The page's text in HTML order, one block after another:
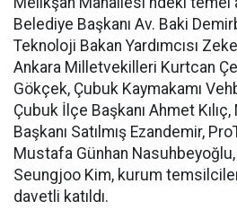
Belediye Başkanı Av. Baki
Teknoloji Bakan Yardımcısı
Ankara Milletvekilleri Kurtcan
Gökçek, Çubuk Kaymakamı
Çubuk İlçe Başkanı Ahmet
Başkanı Satılmış Ezandemir,
Mustafa Günhan
Seungjoo Kim, kurum
davetli katıldı.